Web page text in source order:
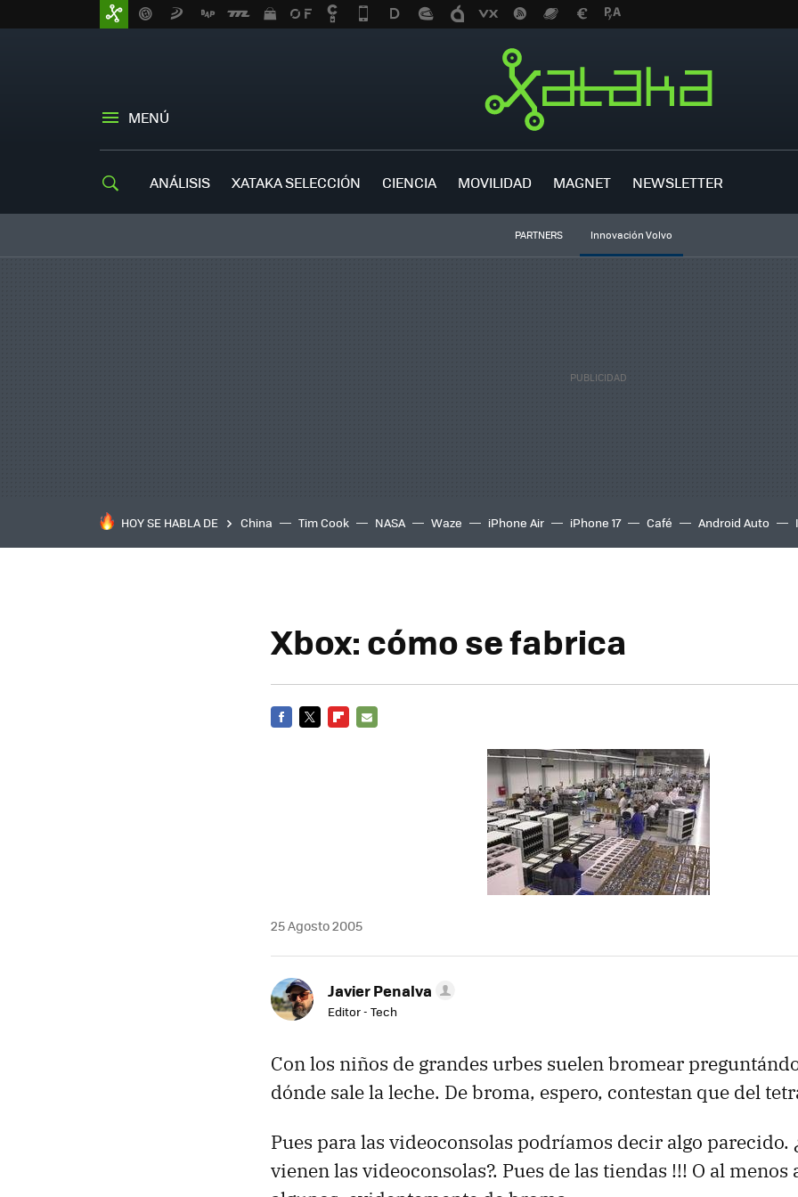
MENÚ
ANÁLISIS XATAKA SELECCIÓN CIENCIA MOVILIDAD MAGNET NEWSLETTER
PARTNERS Innovación Volvo
HOY SE HABLA DE China Tim Cook NASA Waze iPhone Air iPhone 17 Café Android Auto
Xbox: cómo se fabrica
25 Agosto 2005
Javier Penalva
Editor - Tech
Con los niños de grandes urbes suelen bromear
dónde sale la leche. De broma, espero, contestan que del
Pues para las videoconsolas podríamos decir algo parecido.
vienen las videoconsolas?. Pues de las tiendas !!! O al menos